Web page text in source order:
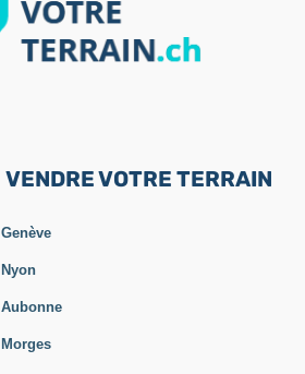
VENDRE VOTRE TERRAIN
Genève
Nyon
Aubonne
Morges